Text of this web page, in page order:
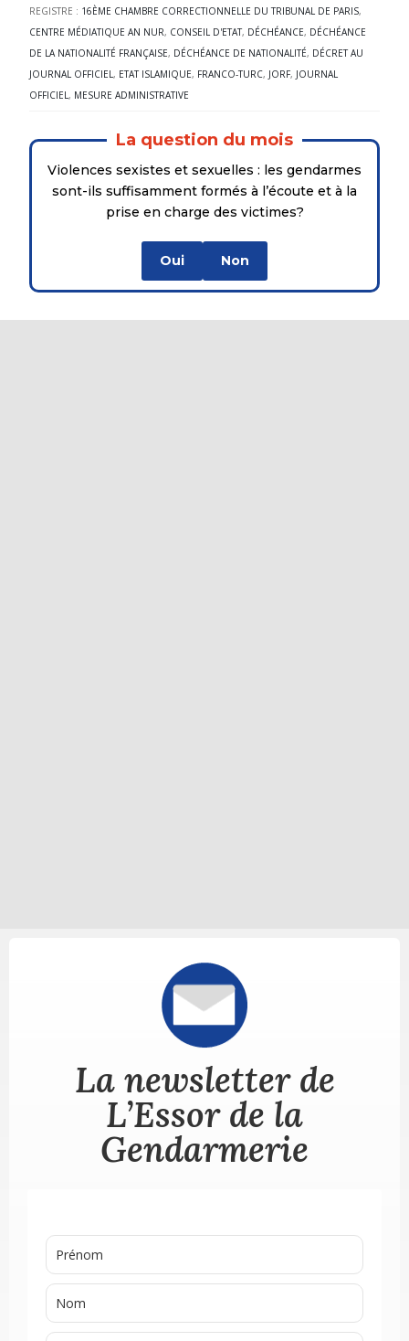
REGISTRE : 16ÈME CHAMBRE CORRECTIONNELLE DU TRIBUNAL DE PARIS,
CENTRE MÉDIATIQUE AN NUR, CONSEIL D'ETAT, DÉCHÉANCE, DÉCHÉANCE
DE LA NATIONALITÉ FRANÇAISE, DÉCHÉANCE DE NATIONALITÉ, DÉCRET AU
JOURNAL OFFICIEL, ETAT ISLAMIQUE, FRANCO-TURC, JORF, JOURNAL
OFFICIEL, MESURE ADMINISTRATIVE
La question du mois
Violences sexistes et sexuelles : les gendarmes
sont-ils suffisamment formés à l’écoute et à la
prise en charge des victimes?
Oui Non
La newsletter de
L’Essor de la
Gendarmerie